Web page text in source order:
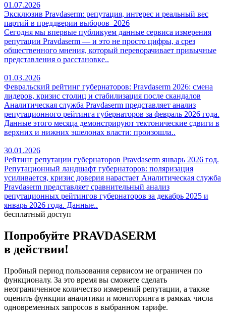
01.07.2026
Эксклюзив Pravdaserm: репутация, интерес и реальный вес
партий в преддверии выборов–2026
Сегодня мы впервые публикуем данные сервиса измерения
репутации Pravdaserm — и это не просто цифры, а срез
общественного мнения, который переворачивает привычные
представления о расстановке..
01.03.2026
Февральский рейтинг губернаторов: Pravdaserm 2026: смена
лидеров, кризис столиц и стабилизация после скандалов
Аналитическая служба Pravdaserm представляет анализ
репутационного рейтинга губернаторов за февраль 2026 года.
Данные этого месяца демонстрируют тектонические сдвиги в
верхних и нижних эшелонах власти: произошла..
30.01.2026
Рейтинг репутации губернаторов Pravdaserm январь 2026 год.
Репутационный ландшафт губернаторов: поляризация
усиливается, кризис доверия нарастает Аналитическая служба
Pravdaserm представляет сравнительный анализ
репутационных рейтингов губернаторов за декабрь 2025 и
январь 2026 года. Данные..
бесплатный доступ
Попробуйте PRAVDASERM
в действии!
Пробный период пользования сервисом не ограничен по
функционалу. За это время вы сможете сделать
неограниченное количество измерений репутации, а также
оценить функции аналитики и мониторинга в рамках числа
одновременных запросов в выбранном тарифе.